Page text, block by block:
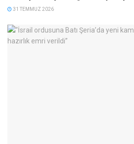
31 TEMMUZ 2026